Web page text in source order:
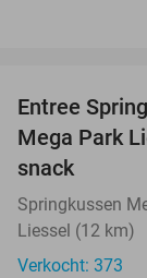
Entree
Mega Park
snack
Springkussen
Liessel (12 km)
Verkocht: 373